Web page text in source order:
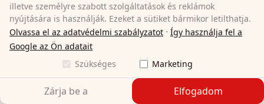
Méret:
180 x 200 cm
Anyag:
Hideg hab
Teljes magasság:
16 cm
Keménységi fok:
47 900,00 Ft
illetve személyre szabott szolgáltatások és reklámok
nyújtására is használják. Ezeket a sütiket bármikor letilthatja.
Olvassa el az adatvédelmi szabályzatot · Így használja fel a
Google az Ön adatait
Szükséges
Marketing
Zárja be a Elfogadom